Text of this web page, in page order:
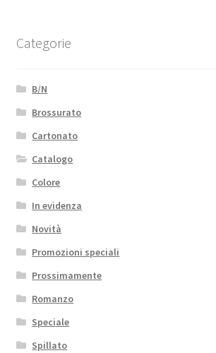
Categorie
B/N
Brossurato
Cartonato
Catalogo
Colore
In evidenza
Novità
Promozioni speciali
Prossimamente
Romanzo
Speciale
Spillato